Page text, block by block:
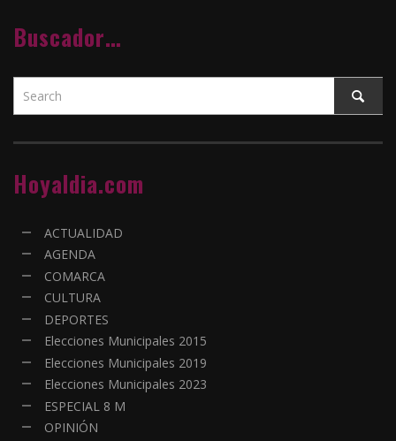
Buscador…
Hoyaldia.com
ACTUALIDAD
AGENDA
COMARCA
CULTURA
DEPORTES
Elecciones Municipales 2015
Elecciones Municipales 2019
Elecciones Municipales 2023
ESPECIAL 8 M
OPINIÓN